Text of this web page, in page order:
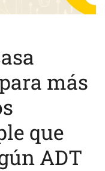
más
que
ADT